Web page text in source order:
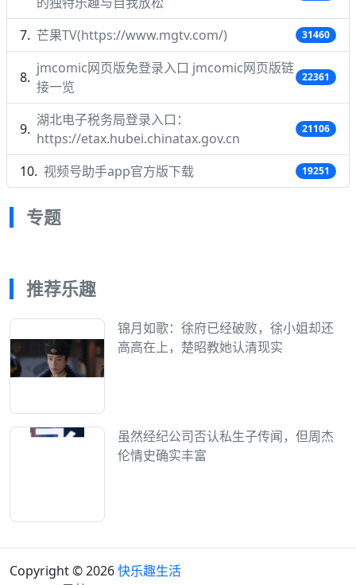
芒果TV(https://www.mgtv.com/) 31460
jmcomic网页版免登录入口 jmcomic网页版链
接一览
22361
湖北电子税务局登录入口：
https://etax.hubei.chinatax.gov.cn
21106
视频号助手app官方版下载 19251
专题
推荐乐趣
锦月如歌：徐府已经破败，徐小姐却还
高高在上，楚昭教她认清现实
虽然经纪公司否认私生子传闻，但周杰
伦情史确实丰富
Copyright © 2026快乐趣生活